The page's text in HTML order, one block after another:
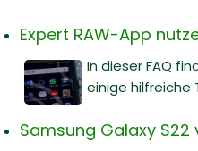
Expert RAW-App
In dieser FAQ
einige hilfreiche
Samsung Galaxy S22